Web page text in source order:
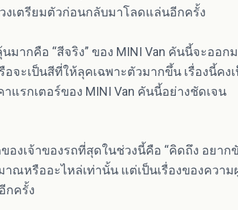
งเตรียมตัวก่อนกลับมาโลดแล่นอีกครั้ง
ากคือ “สีจริง” ของ MINI Van คันนี้จะออก
อจะเป็นสีที่ให้ลุคเฉพาะตัวมากขึ้น เรื่องนี้ค
แรกเตอร์ของ MINI Van คันนี้อย่างชัดเจน
งเจ้าของรถที่สุดในช่วงนี้คือ “คิดถึง อยาก
าณหรืออะไหล่เท่านั้น แต่เป็นเรื่องของควา
กครั้ง